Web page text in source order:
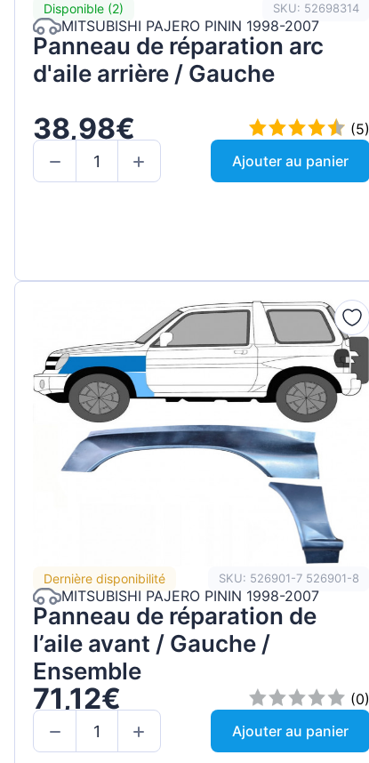
Disponible (2) SKU: 52698314
MITSUBISHI PAJERO PININ 1998-2007
Panneau de réparation arc
d'aile arrière / Gauche
38,98€
(5)
Ajouter au panier
Dernière disponibilité SKU: 526901-7 526901-8
MITSUBISHI PAJERO PININ 1998-2007
Panneau de réparation de
l’aile avant / Gauche /
Ensemble
71,12€
(0)
Ajouter au panier